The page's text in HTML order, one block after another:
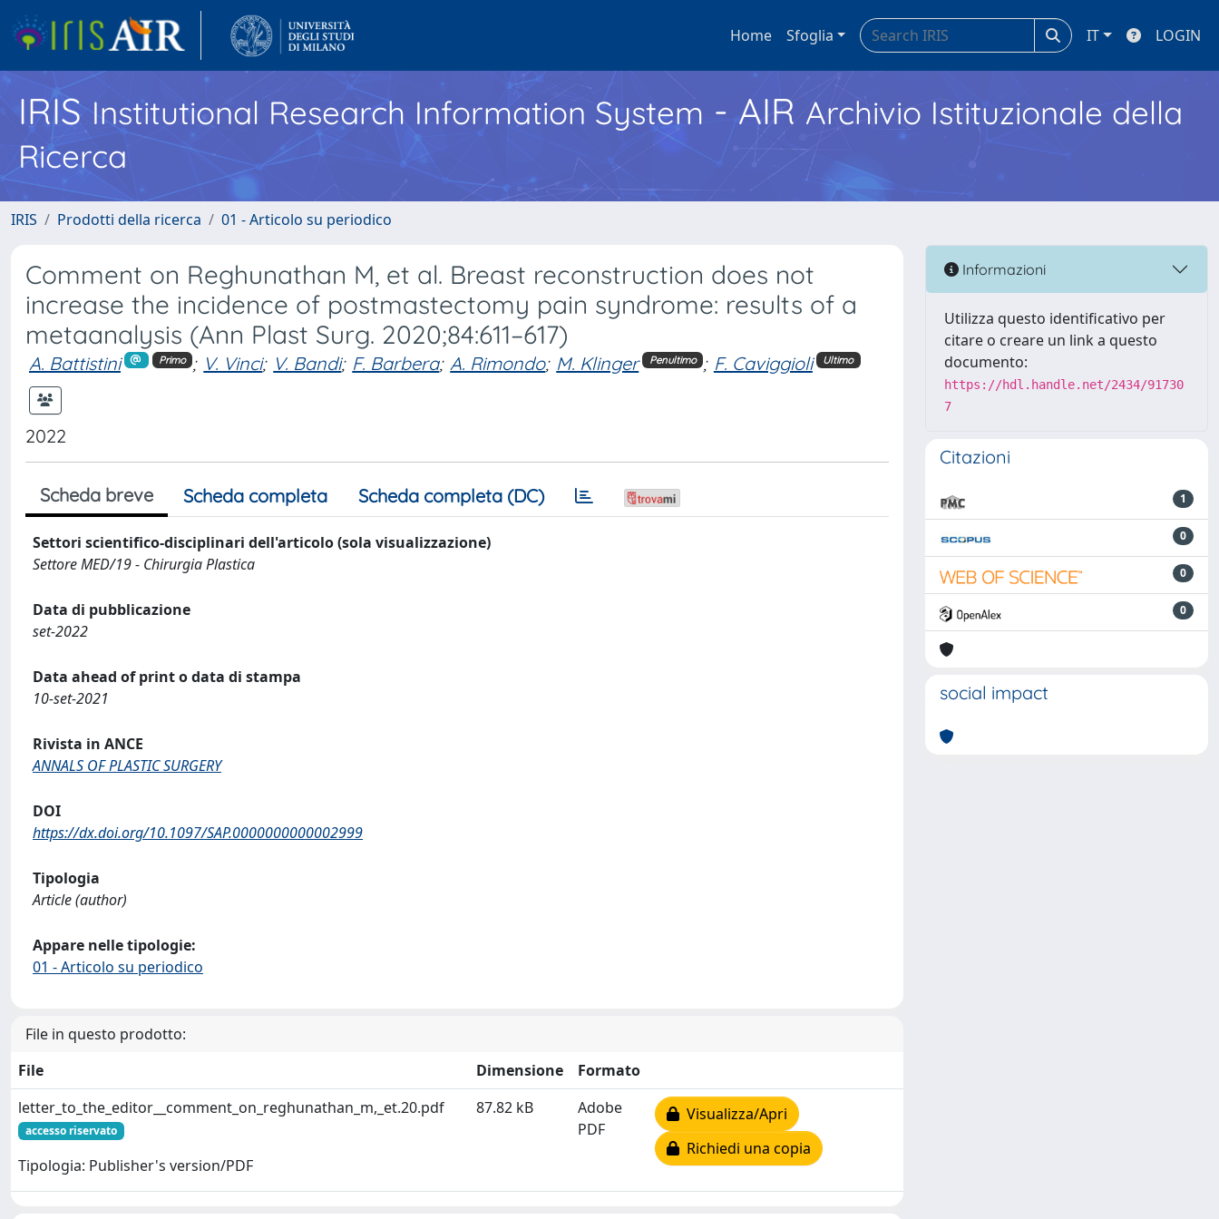
Home Sfoglia IT LOGIN
IRISInstitutional Research Information System - AIR Archivio Istituzionale della
Ricerca
IRIS Prodotti della ricerca 01 - Articolo su periodico
Comment on Reghunathan M, et al. Breast reconstruction does not
increase the incidence of postmastectomy pain syndrome: results of a
metaanalysis (Ann Plast Surg. 2020;84:611–617)
A. Battistini Primo ; V. Vinci; V. Bandi; F. Barbera; A. Rimondo; M. Klinger Penultimo ; F. Caviggioli Ultimo
2022
Scheda breve Scheda completa Scheda completa (DC)
Settori scientifico-disciplinari dell'articolo (sola visualizzazione)
Settore MED/19 - Chirurgia Plastica
Data di pubblicazione
set-2022
Data ahead of print o data di stampa
10-set-2021
Rivista in ANCE
ANNALS OF PLASTIC SURGERY
DOI
https://dx.doi.org/10.1097/SAP.0000000000002999
Tipologia
Article (author)
Appare nelle tipologie:
01 - Articolo su periodico
File in questo prodotto:
File
Dimensione
Formato
letter_to_the_editor__comment_on_reghunathan_m,_et.20.pdf
accesso riservato
Tipologia: Publisher's version/PDF
87.82 kB
Adobe
PDF
Visualizza/Apri
Richiedi una copia
Informazioni
Utilizza questo identificativo per
citare o creare un link a questo
documento:
https://hdl.handle.net/2434/91730
7
Citazioni
1
0
0
0
social impact